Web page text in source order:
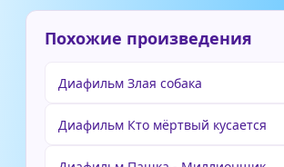
Похожие произведения
Диафильм Злая собака
Диафильм Кто мёртвый кусается